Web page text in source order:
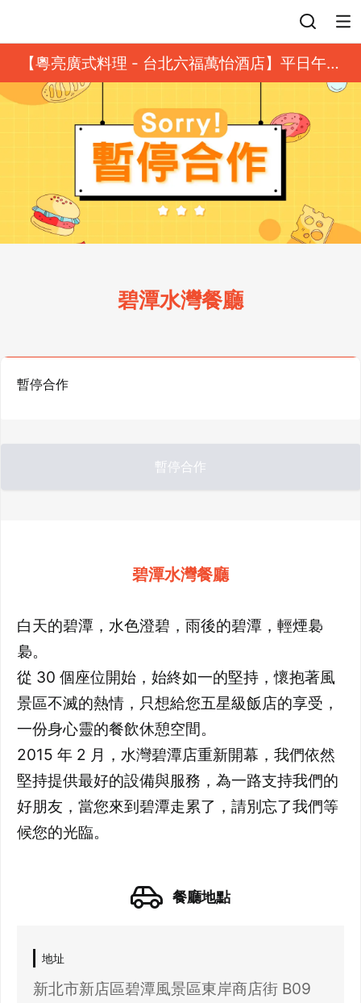
【粵亮廣式料理 - 台北六福萬怡酒店】平日午餐
8 折起｜靓港點套餐
碧潭水灣餐廳
暫停合作
暫停合作
碧潭水灣餐廳
白天的碧潭，水色澄碧，雨後的碧潭，輕煙裊
裊。
從 30 個座位開始，始終如一的堅持，懷抱著風
景區不滅的熱情，只想給您五星級飯店的享受，
一份身心靈的餐飲休憩空間。
2015 年 2 月，水灣碧潭店重新開幕，我們依然
堅持提供最好的設備與服務，為一路支持我們的
好朋友，當您來到碧潭走累了，請別忘了我們等
餐廳地點
地址
新北市新店區碧潭風景區東岸商店街 B09